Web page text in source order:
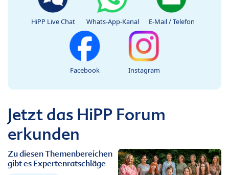
HiPP Live Chat Whats-App-Kanal E-Mail / Telefon
Facebook Instagram
Jetzt das HiPP Forum
erkunden
Zu diesen Themenbereichen
gibt es Expertenratschläge